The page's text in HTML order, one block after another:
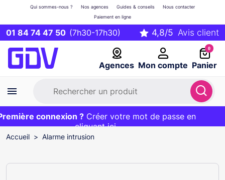
01 84 74 47 50 (7h30-17h30)
Agences Mon compte
Qui sommes-nous ? Nos agences Guides & conseils
Nous contacter
Paiement en ligne
0
Panier
Première commande ?20€ OFFERT sur votre panier
et livraison 24/48h gratuite avec le codeBIENVENUE
connexion ?Créer votre mot de passe en
cliquant ici
EXCLU WEB :
Accueil Alarme intrusion